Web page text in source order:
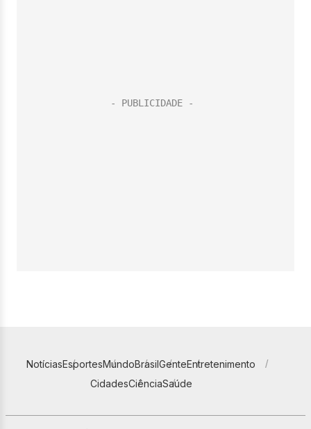
NotíciasEsportesMundoBrasilGenteEntretenimento
CidadesCiênciaSaúde